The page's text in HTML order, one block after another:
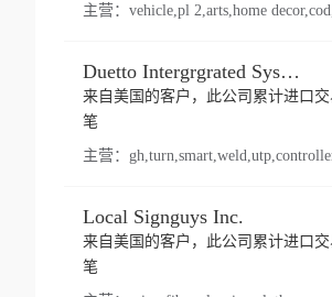
主营：
Duetto Intergrgrated Systems Inc.
来自美国的客户，此公司累计进口交
笔
主营：
Local Signguys Inc.
来自美国的客户，此公司累计进口交
笔